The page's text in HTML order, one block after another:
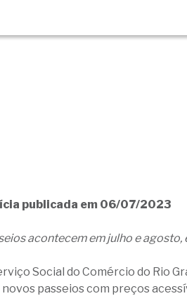
publicada em 06/07/2023
acontecem em julho e
Social do Comércio do Rio
novos passeios com preços